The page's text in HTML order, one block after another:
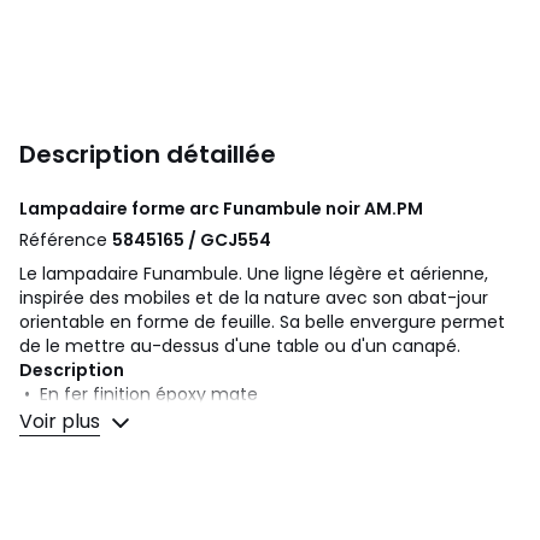
Description détaillée
Lampadaire forme arc Funambule noirAM.PM
Référence 5845165 / GCJ554
Le lampadaire Funambule. Une ligne légère et aérienne,
inspirée des mobiles et de la nature avec son abat-jour
orientable en forme de feuille. Sa belle envergure permet
de le mettre au-dessus d'une table ou d'un canapé.
Description
• En fer finition époxy mate
• Douille E27 pour ampoule fluocompacte 15W maximum
(non fournie)
Voir plus